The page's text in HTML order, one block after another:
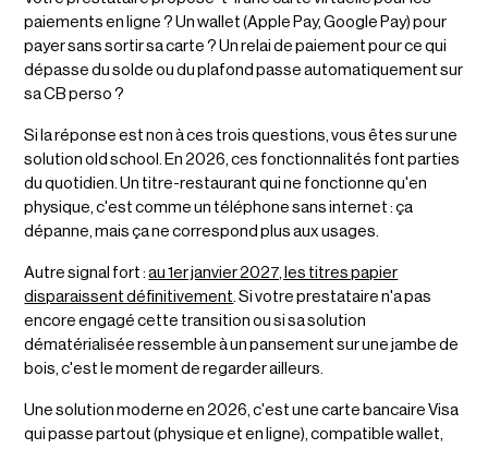
paiements en ligne ? Un wallet (Apple Pay, Google Pay) pour
payer sans sortir sa carte ? Un relai de paiement pour ce qui
dépasse du solde ou du plafond passe automatiquement sur
sa CB perso ?
Si la réponse est non à ces trois questions, vous êtes sur une
solution old school. En 2026, ces fonctionnalités font parties
du quotidien. Un titre-restaurant qui ne fonctionne qu'en
physique, c'est comme un téléphone sans internet : ça
dépanne, mais ça ne correspond plus aux usages.
Autre signal fort :au 1er janvier 2027, les titres papier
disparaissent définitivement. Si votre prestataire n'a pas
encore engagé cette transition ou si sa solution
dématérialisée ressemble à un pansement sur une jambe de
bois, c'est le moment de regarder ailleurs.
Une solution moderne en 2026, c'est une carte bancaire Visa
qui passe partout (physique et en ligne), compatible wallet,